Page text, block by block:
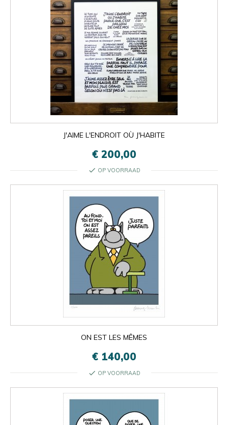
J'AIME L'ENDROIT OÙ J'HABITE
€ 200,00
check OP VOORRAAD
ON EST LES MÊMES
€ 140,00
check OP VOORRAAD
close
×

Oké
×